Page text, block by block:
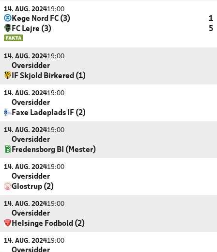
14. AUG. 202419:00
Køge Nord FC (3)
1
FC Lejre (3)
5
14. AUG. 202419:00
Oversidder
IF Skjold Birkerød (1)
14. AUG. 202419:00
Oversidder
Faxe Ladeplads IF (2)
14. AUG. 202419:00
Oversidder
Fredensborg BI (Mester)
14. AUG. 202419:00
Oversidder
Glostrup (2)
14. AUG. 202419:00
Oversidder
Helsinge Fodbold (2)
14. AUG. 202419:00
Oversidder